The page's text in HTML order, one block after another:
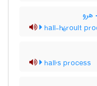
هرو
hall-héroult
hall's process